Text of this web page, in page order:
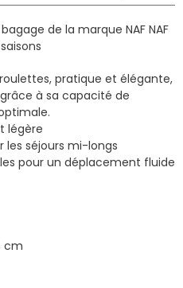
de la marque NAF NAF
pratique et élégante,
à sa capacité de
légère
les séjours mi-longs
pour un déplacement fluide
cm